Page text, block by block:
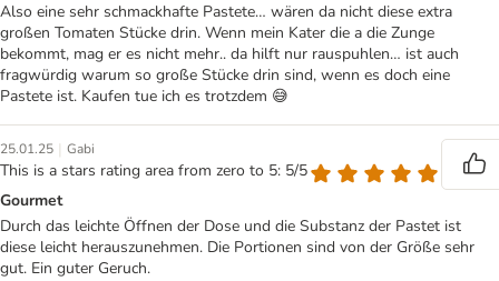
Also eine sehr schmackhafte Pastete… wären da nicht diese extra
großen Tomaten Stücke drin. Wenn mein Kater die a die Zunge
bekommt, mag er es nicht mehr.. da hilft nur rauspuhlen… ist auch
fragwürdig warum so große Stücke drin sind, wenn es doch eine
Pastete ist. Kaufen tue ich es trotzdem 😅
25.01.25 | Gabi
This is a stars rating area from zero to 5: 5/5
Gourmet
Durch das leichte Öffnen der Dose und die Substanz der Pastet ist
diese leicht herauszunehmen. Die Portionen sind von der Größe sehr
gut. Ein guter Geruch.